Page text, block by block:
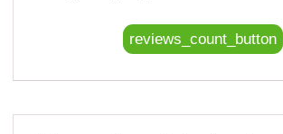
reviews_count_button